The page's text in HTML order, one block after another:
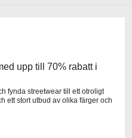
upp till 70% rabatt i
fynda streetwear till ett otroligt
ett stort utbud av olika färger och